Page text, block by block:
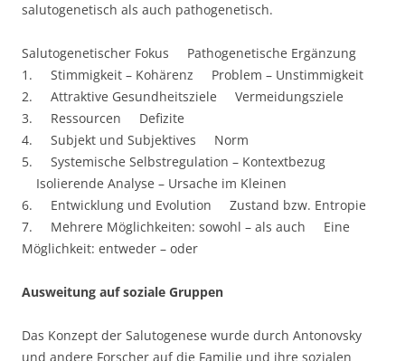
salutogenetisch als auch pathogenetisch.
Salutogenetischer Fokus Pathogenetische Ergänzung
1. Stimmigkeit – Kohärenz Problem – Unstimmigkeit
2. Attraktive Gesundheitsziele Vermeidungsziele
3. Ressourcen Defizite
4. Subjekt und Subjektives Norm
5. Systemische Selbstregulation – Kontextbezug
Isolierende Analyse – Ursache im Kleinen
6. Entwicklung und Evolution Zustand bzw. Entropie
7. Mehrere Möglichkeiten: sowohl – als auch Eine
Möglichkeit: entweder – oder
Ausweitung auf soziale Gruppen
Das Konzept der Salutogenese wurde durch Antonovsky
und andere Forscher auf die Familie und ihre sozialen